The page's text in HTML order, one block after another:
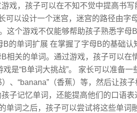
戏，孩子可以在不知不觉中提高书写
可以设计一个迷宫，迷宫的路径由字
这个游戏不仅能够帮助孩子熟悉字母B
的单词扩展 在掌握了字母B的基础认
相关的单词。通过游戏，孩子可以在
是“B单词大挑战”。 家长可以准备一
）、“banana”（香蕉）等，然后让孩
子记忆单词，还能提高他们的口语表
单词之后，孩子可以尝试将这些单词